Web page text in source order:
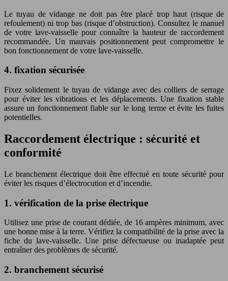
Le tuyau de vidange ne doit pas être placé trop haut (risque de
refoulement) ni trop bas (risque d’obstruction). Consultez le manuel
de votre lave-vaisselle pour connaître la hauteur de raccordement
recommandée. Un mauvais positionnement peut compromettre le
bon fonctionnement de votre lave-vaisselle.
4. fixation sécurisée
Fixez solidement le tuyau de vidange avec des colliers de serrage
pour éviter les vibrations et les déplacements. Une fixation stable
assure un fonctionnement fiable sur le long terme et évite les fuites
potentielles.
Raccordement électrique : sécurité et
conformité
Le branchement électrique doit être effectué en toute sécurité pour
éviter les risques d’électrocution et d’incendie.
1. vérification de la prise électrique
Utilisez une prise de courant dédiée, de 16 ampères minimum, avec
une bonne mise à la terre. Vérifiez la compatibilité de la prise avec la
fiche du lave-vaisselle. Une prise défectueuse ou inadaptée peut
entraîner des problèmes de sécurité.
2. branchement sécurisé